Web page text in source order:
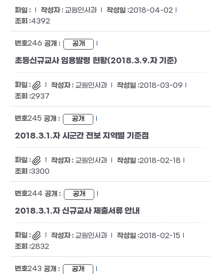
교원인사과
2018-04-02
4392
246 공개
초등신규교사 임용발령 현황(2018.3.9.자 기준)
교원인사과
2018-03-09
2937
245 공개
2018.3.1.자 시군간 전보 지역별 기준점
교원인사과
2018-02-18
3300
244 공개
2018.3.1.자 신규교사 제출서류 안내
교원인사과
2018-02-15
2832
243 공개